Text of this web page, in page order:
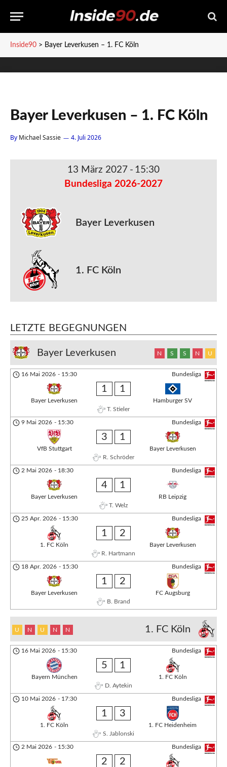
Inside90 > Bayer Leverkusen – 1. FC Köln
Bayer Leverkusen – 1. FC Köln
By Michael Sassie 4. Juli 2026
13 März 2027 - 15:30
Bundesliga 2026-2027
Bayer Leverkusen
1. FC Köln
LETZTE BEGEGNUNGEN
Bayer Leverkusen N S S N U
Bundesliga
16 Mai 2026 - 15:30
Bayer Leverkusen
1 1
Hamburger SV
T. Stieler
Bundesliga
9 Mai 2026 - 15:30
VfB Stuttgart
3 1
Bayer Leverkusen
R. Schröder
Bundesliga
2 Mai 2026 - 18:30
Bayer Leverkusen
4 1
RB Leipzig
T. Welz
Bundesliga
25 Apr. 2026 - 15:30
1. FC Köln
1 2
Bayer Leverkusen
R. Hartmann
Bundesliga
18 Apr. 2026 - 15:30
Bayer Leverkusen
1 2
FC Augsburg
B. Brand
1. FC Köln
U N U N N
Bundesliga
16 Mai 2026 - 15:30
Bayern München
5 1
1. FC Köln
D. Aytekin
Bundesliga
10 Mai 2026 - 17:30
1. FC Köln
1 3
1. FC Heidenheim
S. Jablonski
Bundesliga
2 Mai 2026 - 15:30
2 2